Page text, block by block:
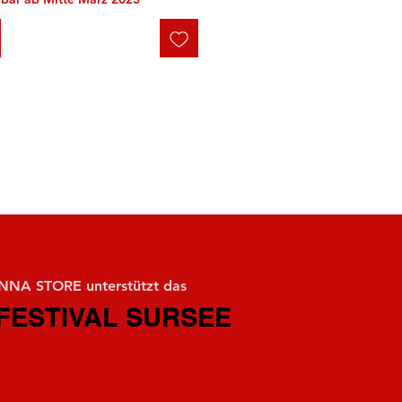
STORE unterstützt das
SURSEE
SURSEE